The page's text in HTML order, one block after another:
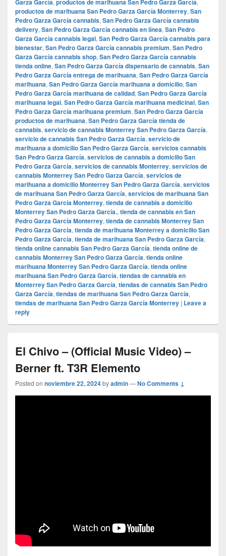
Garza García productos de marihuana San Pedro Garza García
productos de marihuana San Pedro Garza García Monterrey, San
Pedro Garza García cannabis, San Pedro Garza García cannabis
delivery, San Pedro Garza García cannabis en línea, San Pedro
Garza García cannabis legal, San Pedro Garza García cannabis para
bienestar, San Pedro Garza García cannabis premium, San Pedro
Garza García cannabis shop, San Pedro Garza García cannabis
tienda online, San Pedro Garza García dispensario de cannabis, San
Pedro Garza García entrega de marihuana, San Pedro Garza García
marihuana, San Pedro Garza García marihuana a domicilio, San
Pedro Garza García marihuana de calidad, San Pedro Garza García
marihuana legal, San Pedro Garza García marihuana medicinal, San
Pedro Garza García marihuana premium, San Pedro Garza García
productos de marihuana, San Pedro Garza García tienda de
cannabis, servicio de cannabis Monterrey San Pedro Garza García,
servicio de cannabis San Pedro Garza García, servicio de
marihuana a domicilio San Pedro Garza García, servicios cannabis
San Pedro Garza García, servicios de cannabis a domicilio San
Pedro Garza García, servicios de cannabis Monterrey, servicios de
cannabis Monterrey San Pedro Garza García, servicios de
marihuana a domicilio Monterrey San Pedro Garza García, servicios
de marihuana San Pedro Garza García, servicios de marihuana San
Pedro Garza García Monterrey, tienda de cannabis a domicilio
Monterrey San Pedro Garza García., tienda de cannabis en San
Pedro Garza García Monterrey, tienda de cannabis Monterrey San
Pedro Garza García, tienda de marihuana Monterrey a domicilio San
Pedro Garza García, tienda de marihuana San Pedro Garza García,
tienda online cannabis San Pedro Garza García, tienda online de
cannabis Monterrey San Pedro Garza García, tienda online
marihuana Monterrey San Pedro Garza García, tienda online
marihuana San Pedro Garza García, tiendas de cannabis en
Monterrey San Pedro Garza García, tiendas de cannabis San Pedro
Garza García, tiendas de marihuana San Pedro Garza García,
tiendas de marihuana San Pedro Garza García Monterrey | Leave a
reply
El Chivo – (Official Music Video) –
Berner ft. T3R Elemento
Posted on noviembre 22, 2024byadmin—No Comments ↓